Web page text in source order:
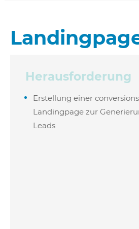
Herausforderung
Erstellung einer
Landingpage zur
Leads